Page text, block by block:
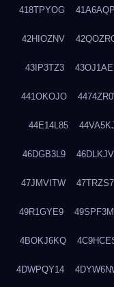
418TPYOG 41A6AQPI
42HIOZNV
43IP3TZ3
441OKOJO
44E14L85
46DGB3L9
47JMVITW
49R1GYE9
4BOKJ6KQ
4DWPQY14